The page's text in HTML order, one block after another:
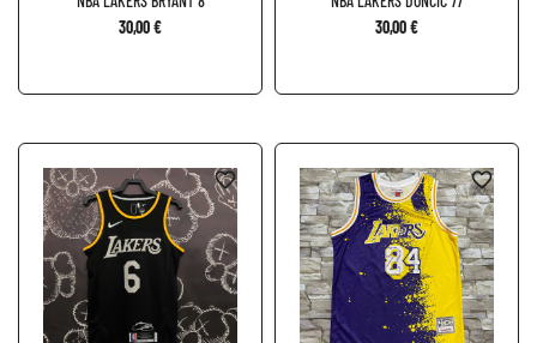
30,00 €
30,00 €
favorite_border favorite_border